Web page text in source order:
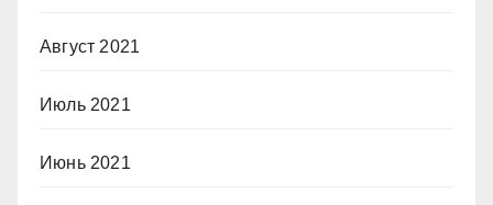
Август 2021
Июль 2021
Июнь 2021